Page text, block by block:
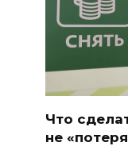
Что
не